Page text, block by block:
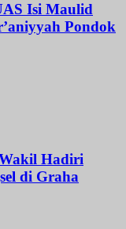
Isi Maulid
Pondok
Hadiri
di Graha